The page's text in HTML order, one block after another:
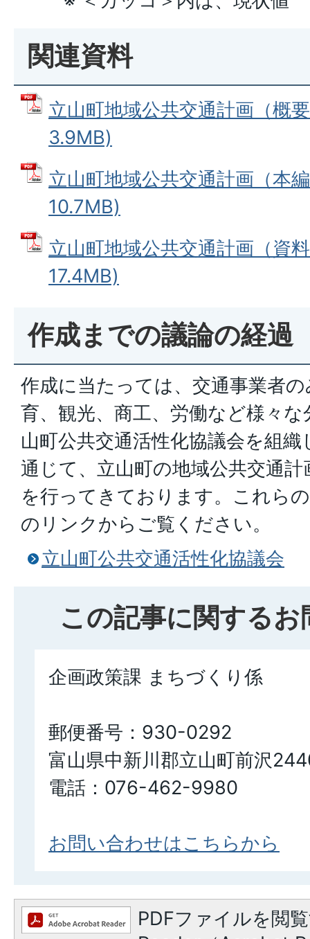
関連資料
立山町地域公共交通計画（概
3.9MB)
立山町地域公共交通計画（本
10.7MB)
立山町地域公共交通計画（資
17.4MB)
作成までの議論の経過
作成に当たっては、交通事業者
育、観光、商工、労働など様々
山町公共交通活性化協議会を組
通じて、立山町の地域公共交通
を行ってきております。これら
のリンクからご覧ください。
立山町公共交通活性化協議会
この記事に関する
企画政策課 まちづくり係
郵便番号：930-0292
富山県中新川郡立山町前沢
電話：076-462-9980
お問い合わせはこちらから
PDFファイルを閲